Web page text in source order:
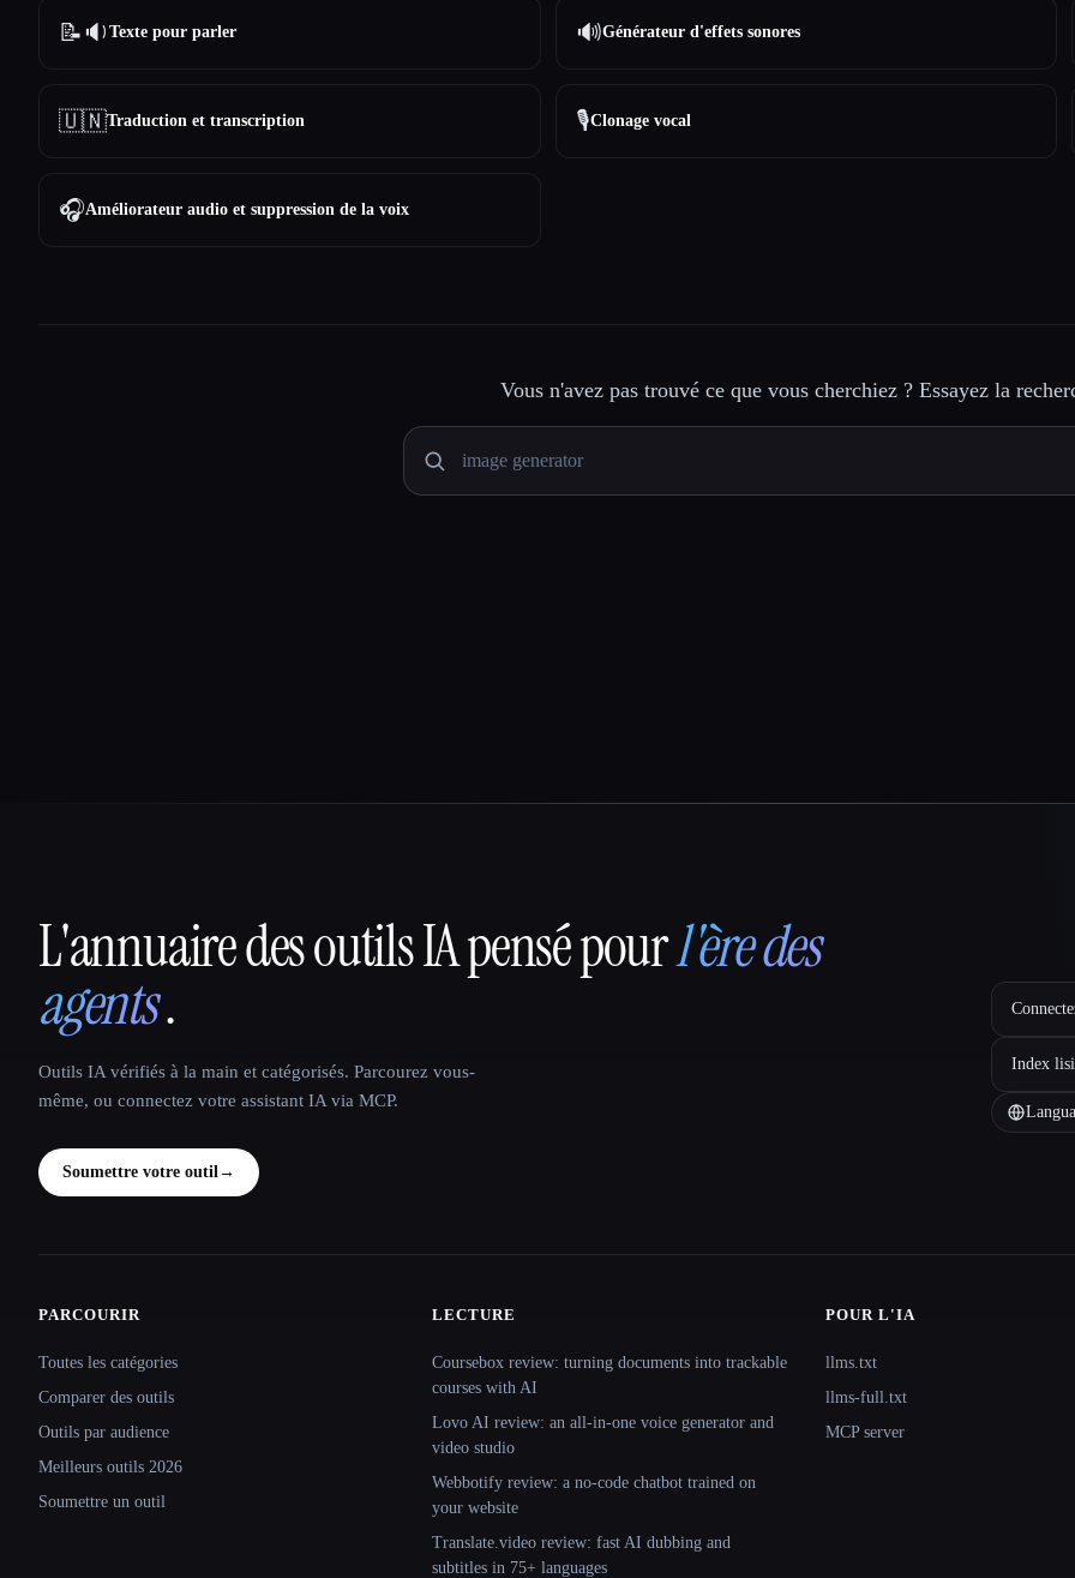
📝🔉 Texte pour parler 🔊Générateur d'effets sonores
🇺🇳Traduction et transcription 🎙️Clonage vocal
🎧Améliorateur audio et suppression de la voix
Vous n'avez pas trouvé ce que vous cherchiez ? Essayez la
That AI Collection
L'annuaire des outils IA pensé pourl'ère des
agents.
Outils IA vérifiés à la main et catégorisés. Parcourez vous-
même, ou connectez votre assistant IA via MCP.
Soumettre votre outil→
Index
Site navigation
PARCOURIR
Toutes les catégories
Comparer des outils
Outils par audience
Meilleurs outils 2026
Soumettre un outil
LECTURE
Coursebox review: turning documents into trackable
courses with AI
Lovo AI review: an all-in-one voice generator and
video studio
Webbotify review: a no-code chatbot trained on
your website
Translate.video review: fast AI dubbing and
subtitles in 75+ languages
POUR L'IA
llms.txt
llms-full.txt
MCP server